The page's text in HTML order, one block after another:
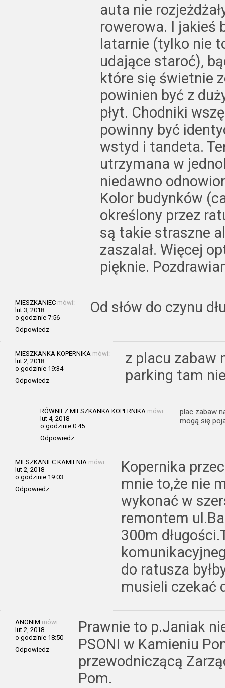
auta nie
rowerowa. I jakieś
latarnie (tylko nie
udające staroć),
które się świetnie
powinien być z
płyt. Chodniki
powinny być
wstyd i tandeta.
utrzymana w
niedawno
Kolor budynków
określony przez
są takie straszne
zaszalał. Więcej
pięknie.
MIESZKANIEC mówi:
lut 3, 2018
o godzinie 7:56
Odpowiedz
Od słów do czynu
MIESZKANKA KOPERNIKA mówi:
lut 2, 2018
o godzinie 19:34
Odpowiedz
z placu zabaw
parking tam
RÓWNIEZ MIESZKANKA KOPERNIKA mówi:
lut 4, 2018
o godzinie 0:45
Odpowiedz
plac zabaw
mogą się
MIESZKANIEC KAMIENIA mówi:
lut 2, 2018
o godzinie 19:03
Odpowiedz
Kopernika
mnie to,że nie
wykonać w
remontem
300m
do ratusza
musieli czekać
ANONIM mówi:
lut 2, 2018
o godzinie 18:50
Odpowiedz
Prawnie to p.Janiak
PSONI w Kamieniu
przewodniczącą
Pom.